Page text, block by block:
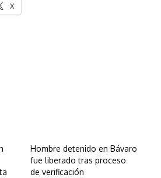
X
Hombre detenido en Bávaro
fue liberado tras proceso
de verificación